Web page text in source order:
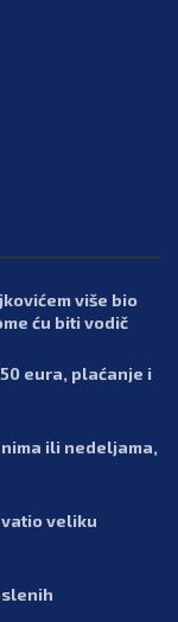
više bio
ću biti vodič
eura, plaćanje i
ili nedeljama,
veliku